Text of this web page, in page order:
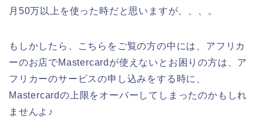
月50万以上を使った時だと思いますが、、、。
もしかしたら、こちらをご覧の方の中には、アフリカ
ーのお店でMastercardが使えないとお困りの方は、ア
フリカーのサービスの申し込みをする時に、
Mastercardの上限をオーバーしてしまったのかもしれ
ませんよ♪